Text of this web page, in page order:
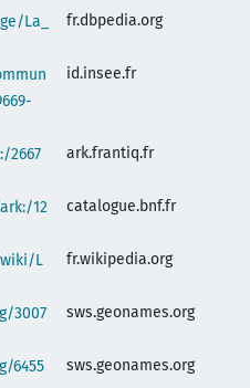
La_
fr.dbpedia.org
id.insee.fr
2667
ark.frantiq.fr
12
catalogue.bnf.fr
L
fr.wikipedia.org
3007
sws.geonames.org
6455
sws.geonames.org